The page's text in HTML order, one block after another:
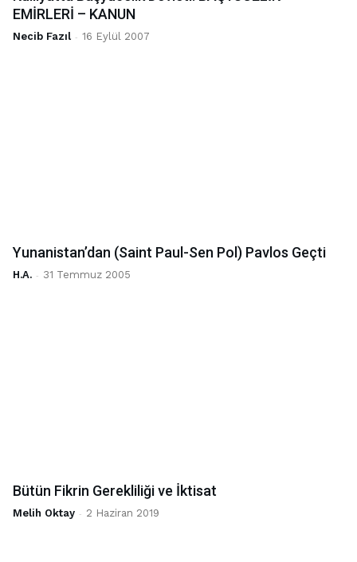
EMİRLERİ – KANUN
Necib Fazıl - 16 Eylül 2007
Yunanistan’dan (Saint Paul-Sen Pol) Pavlos Geçti
H.A. - 31 Temmuz 2005
Bütün Fikrin Gerekliliği ve İktisat
Melih Oktay - 2 Haziran 2019